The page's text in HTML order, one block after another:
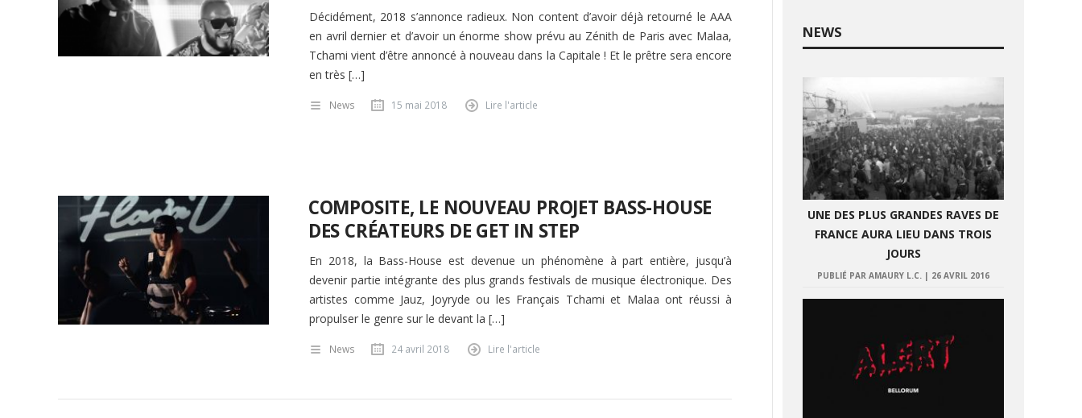
Décidément, 2018 s’annonce radieux. Non content d’avoir déjà retourné le AAA
en avril dernier et d’avoir un énorme show prévu au Zénith de Paris avec Malaa,
Tchami vient d’être annoncé à nouveau dans la Capitale ! Et le prêtre sera encore
en très […]
News 15 mai 2018 Lire l'article
COMPOSITE, LE NOUVEAU PROJET BASS-HOUSE
DES CRÉATEURS DE GET IN STEP
En 2018, la Bass-House est devenue un phénomène à part entière, jusqu’à
devenir partie intégrante des plus grands festivals de musique électronique. Des
artistes comme Jauz, Joyryde ou les Français Tchami et Malaa ont réussi à
propulser le genre sur le devant la […]
News 24 avril 2018 Lire l'article
NEWS
UNE DES PLUS GRANDES RAVES DE
FRANCE AURA LIEU DANS TROIS
JOURS
PUBLIÉ PAR AMAURY L.C. | 26 AVRIL 2016